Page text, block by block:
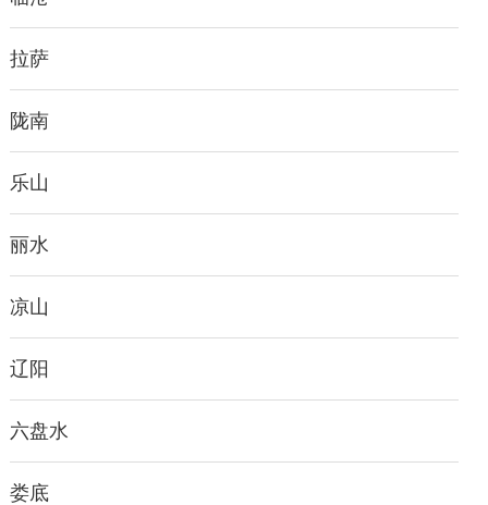
拉萨
陇南
乐山
丽水
凉山
辽阳
六盘水
娄底